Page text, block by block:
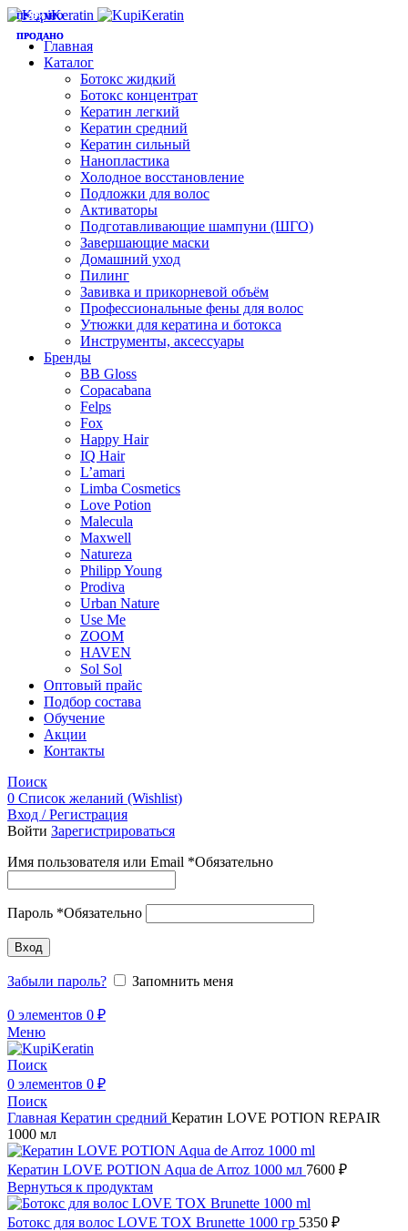
Главная
Каталог
Ботокс жидкий
Ботокс концентрат
Кератин легкий
Кератин средний
Кератин сильный
Нанопластика
Холодное восстановление
Подложки для волос
Активаторы
Подготавливающие шампуни (ШГО)
Завершающие маски
Домашний уход
Пилинг
Завивка и прикорневой объём
Профессиональные фены для волос
Утюжки для кератина и ботокса
Инструменты, аксессуары
Бренды
BB Gloss
Copacabana
Felps
Fox
Happy Hair
IQ Hair
L’amari
Limba Cosmetics
Love Potion
Malecula
Maxwell
Natureza
Philipp Young
Prodiva
Urban Nature
Use Me
ZOOM
HAVEN
Sol Sol
Оптовый прайс
Подбор состава
Обучение
Акции
Контакты
Поиск
0 Список желаний (Wishlist)
Вход / Регистрация
Войти Зарегистрироваться
Имя пользователя или Email *Обязательно
Пароль *Обязательно
Вход
Забыли пароль? Запомнить меня
0 элементов 0 ₽
Меню
Поиск
0 элементов 0 ₽
Поиск
Главная Кератин средний Кератин LOVE POTION REPAIR
1000 мл
Кератин LOVE POTION Aqua de Arroz 1000 мл 7600 ₽
Вернуться к продуктам
Ботокс для волос LOVE TOX Brunette 1000 гр 5350 ₽
ПРОДАНО
-29%
ПРОДАНО
-25%
ПРОДАНО